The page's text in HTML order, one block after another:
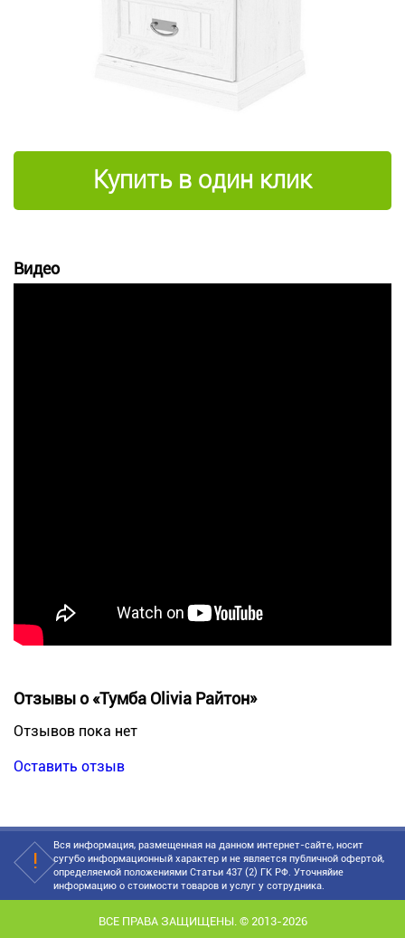
Купить в один клик
Видео
Отзывы о «Тумба Olivia Райтон»
Отзывов пока нет
Оставить отзыв
Вся информация, размещенная на данном интернет-сайте, носит
сугубо информационный характер и не является публичной офертой,
определяемой положениями Статьи 437 (2) ГК РФ. Уточняйие
информацию о стоимости товаров и услуг у сотрудника.
ВСЕ ПРАВА ЗАЩИЩЕНЫ. © 2013-2026